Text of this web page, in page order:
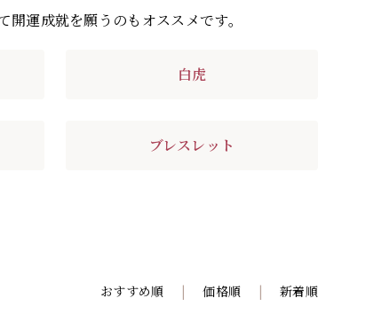
運成就を願うのもオススメです。
白虎
ブレスレット
おすすめ順 | 価格順 | 新着順